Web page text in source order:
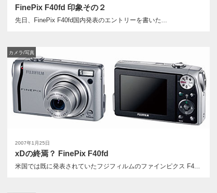
FinePix F40fd 印象その２
先日、FinePix F40fd国内発表のエントリーを書いた...
2007年1月25日
カメラ/写真
xDの終焉？ FinePix F40fd
米国では既に発表されていたフジフィルムのファインピクス F4...